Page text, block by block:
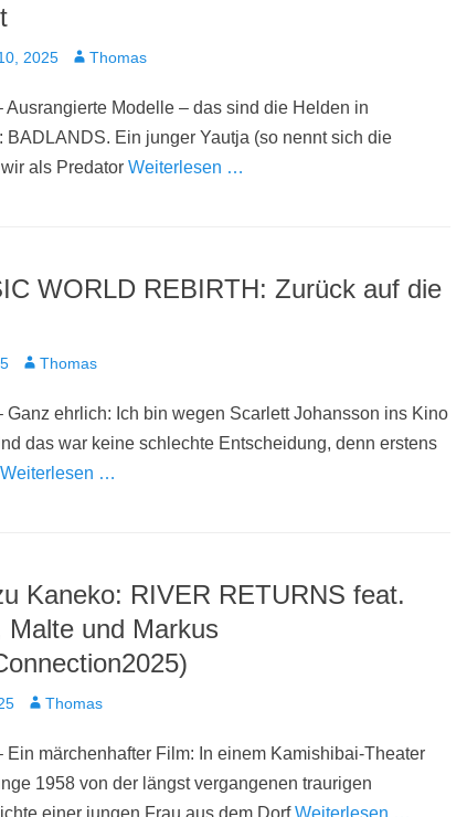
2025 AutorThomas
Ausrangierte Modelle – das sind die Helden in
BADLANDS. Ein junger Yautja (so nennt sich die
als Predator Weiterlesen …
WORLD REBIRTH: Zurück auf die
AutorThomas
Ganz ehrlich: Ich bin wegen Scarlett Johansson ins Kino
das war keine schlechte Entscheidung, denn erstens
Weiterlesen …
Kaneko: RIVER RETURNS feat.
Malte und Markus
AutorThomas
Ein märchenhafter Film: In einem Kamishibai-Theater
1958 von der längst vergangenen traurigen
einer jungen Frau aus dem DorfWeiterlesen …